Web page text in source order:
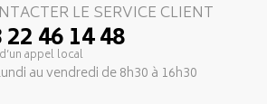
LE SERVICE CLIENT
46 14 48
appel local
au vendredi de 8h30 à 16h30